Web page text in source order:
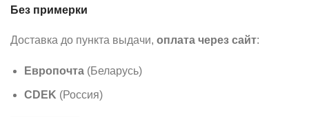
Без примерки
Доставка до пункта выдачи, оплата через сайт:
Европочта (Беларусь)
CDEK (Россия)